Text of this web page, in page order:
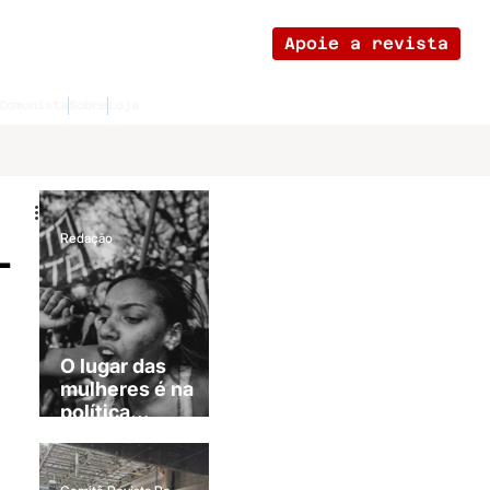
Apoie a revista
O lugar das
mulheres é na
política...
Redação